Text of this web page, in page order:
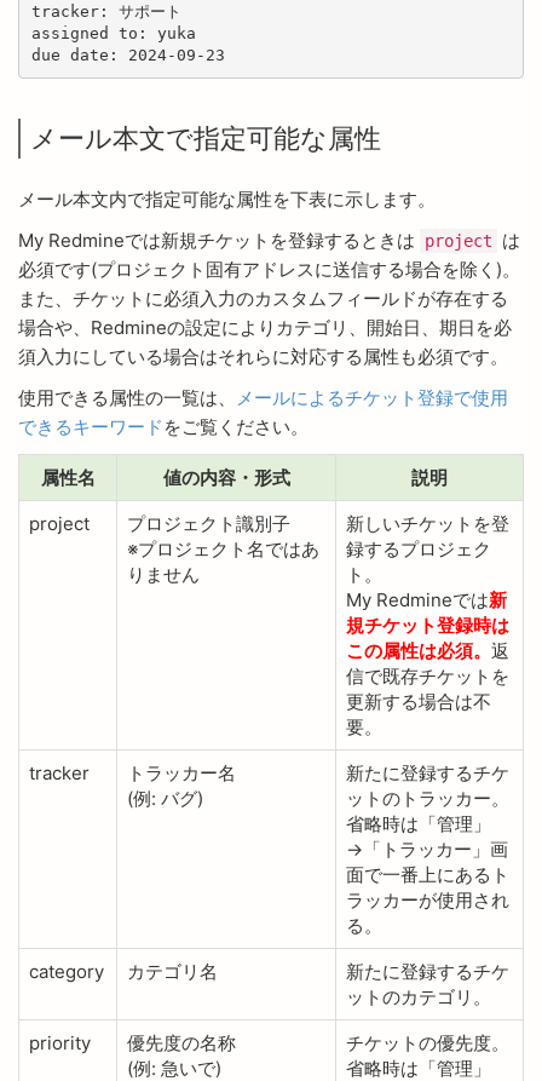
tracker: サポート
assigned to: yuka
due date: 2024-09-23
メール本文で指定可能な属性
メール本文内で指定可能な属性を下表に示します。
My Redmineでは新規チケットを登録するときは
project
は
必須です(プロジェクト固有アドレスに送信する場合を除く)。
また、チケットに必須入力のカスタムフィールドが存在する
場合や、Redmineの設定によりカテゴリ、開始日、期日を必
須入力にしている場合はそれらに対応する属性も必須です。
使用できる属性の一覧は、
メールによるチケット登録で使用
できるキーワード をご覧ください。
属性名 値の内容・形式
説明
project
プロジェクト識別子
※プロジェクト名ではあ
りません
新しいチケットを登
録するプロジェク
ト。
My Redmineでは新
規チケット登録時は
この属性は必須。 返
信で既存チケットを
更新する場合は不
要。
tracker
トラッカー名
(例: バグ)
新たに登録するチケ
ットのトラッカー。
省略時は「管理」
→「トラッカー」画
面で一番上にあるト
ラッカーが使用され
る。
category
カテゴリ名
新たに登録するチケ
ットのカテゴリ。
priority
優先度の名称
(例: 急いで)
チケットの優先度。
省略時は「管理」